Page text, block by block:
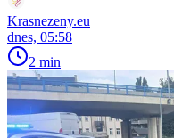
Krasnezeny.eu
dnes, 05:58
2 min